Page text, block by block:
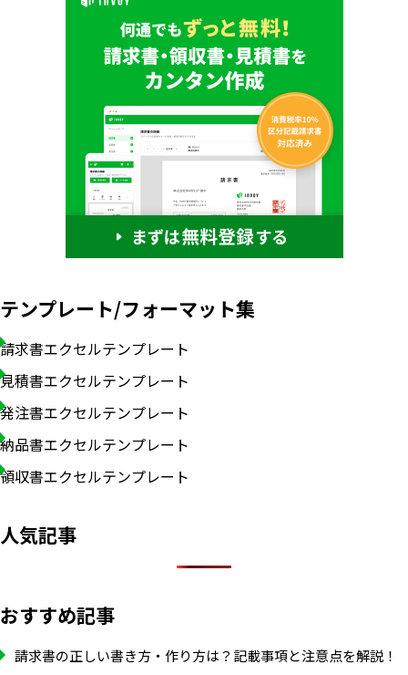
テンプレート/フォーマット集
請求書エクセルテンプレート
見積書エクセルテンプレート
発注書エクセルテンプレート
納品書エクセルテンプレート
領収書エクセルテンプレート
人気記事
おすすめ記事
請求書の正しい書き方・作り方は？記載事項と注意点を解説！